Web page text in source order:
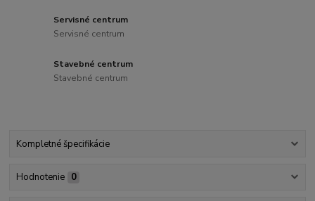
Servisné centrum
Servisné centrum
Stavebné centrum
Stavebné centrum
Kompletné špecifikácie
Hodnotenie 0